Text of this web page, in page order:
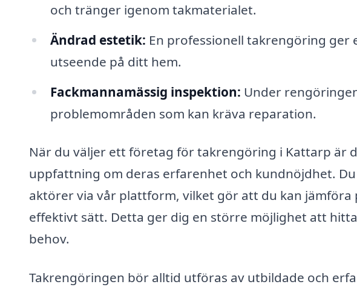
och tränger igenom takmaterialet.
Ändrad estetik: En professionell takrengöring
utseende på ditt hem.
Fackmannamässig inspektion: Under
problemområden som kan kräva reparation.
När du väljer ett företag för takrengöring i Kattarp är
uppfattning om deras erfarenhet och kundnöjdhet.
aktörer via vår plattform, vilket gör att du kan
effektivt sätt. Detta ger dig en större möjlighet att
behov.
Takrengöringen bör alltid utföras av utbildade och